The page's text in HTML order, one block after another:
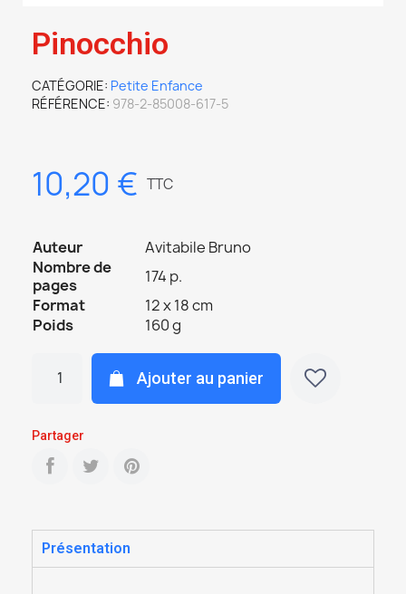
Pinocchio
CATÉGORIE Petite Enfance
RÉFÉRENCE 978-2-85008-617-5
10,20 € TTC
Auteur
Avitabile Bruno
Nombre de
pages
174 p.
Format
12 x 18 cm
Poids
160 g
Ajouter au panier
Partager
Présentation